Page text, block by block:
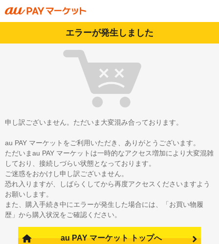
エラーが発生しました
申し訳ございません。ただいま大変混み合っております。
au PAY マーケットをご利用いただき、ありがとうございます。
ただいまau PAY マーケットは一時的なアクセス増加により大変混雑
しており、接続しづらい状態となっております。
ご迷惑をおかけし申し訳ございません。
恐れ入りますが、しばらくしてから再度アクセスくださいますよう
お願いします。
また、購入手続き中にエラーが発生した場合には、「お買い物履
歴」から購入状況をご確認ください。
au PAY マーケット トップへ